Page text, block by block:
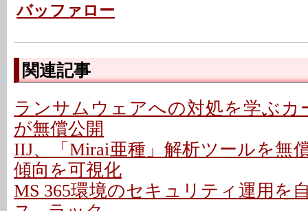
バッファロー
関連記事
ランサムウェアへの対処を学ぶカ
が無償公開
IIJ、「Mirai亜種」解析ツールを無
傾向を可視化
MS 365環境のセキュリティ運用を